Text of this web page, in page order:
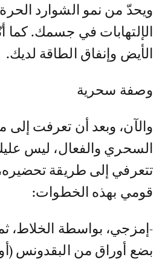
ويحدّ من نمو الشوارد
الإلتهابات في جسمك. كما
الأيض وإنفاق الطاقة لديك.
وصفة سحرية
والآن، وبعد أن تعرفت إلى
السحري والفعال، ليس
تتعرفي إلى طريقة تحضيره،
قومي بهذه الخطوات:
-إمزجي، بواسطة الخلاط،
بضع أوراق من البقدونس (أو